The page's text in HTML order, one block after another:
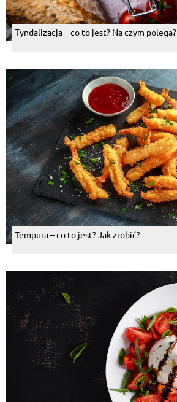
Tyndalizacja – co to jest? Na czym polega?
Tempura – co to jest? Jak zrobić?